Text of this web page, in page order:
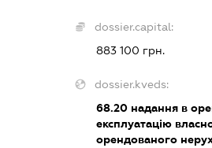
dossier.capital:
883 100 грн.
dossier.kveds:
68.20 надання в
експлуатацію
орендованого